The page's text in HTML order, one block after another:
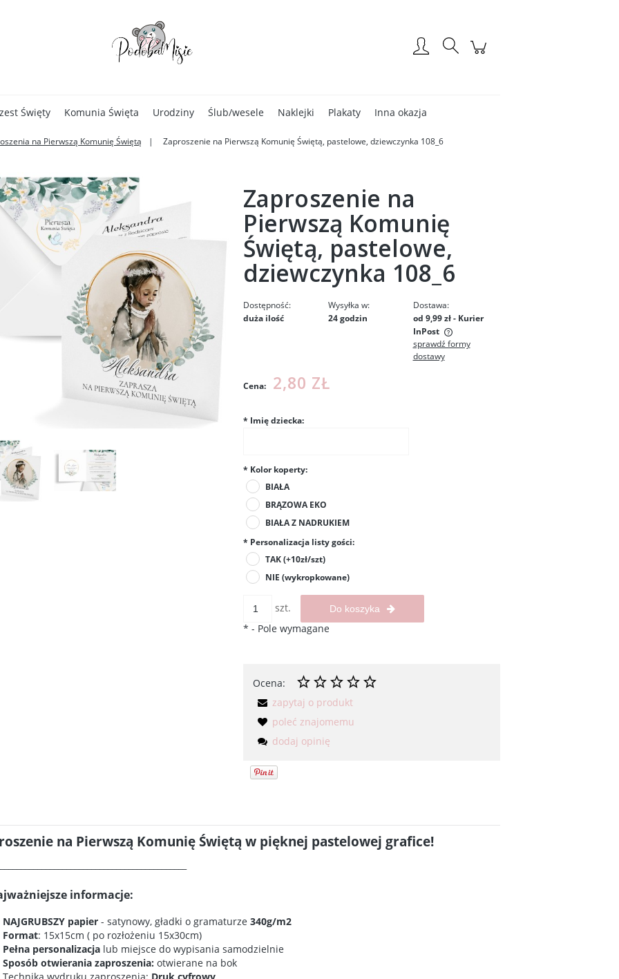
Święty Komunia Święta Urodziny Ślub/wesele Naklejki Plakaty Inna okazja
na Pierwszą Komunię Świętą Zaproszenie na Pierwszą Komunię Świętą, pastelowe, dziewczynka 108_6
Zaproszenie na
Pierwszą Komunię
Świętą, pastelowe,
dziewczynka 108_6
Dostępność:
duża ilość
Wysyłka w:
24 godzin
Dostawa:
od 9,99 zł - Kurier
InPost
kosztów płatności
sprawdź formy
dostawy
Cena: 2,80 ZŁ
* Imię dziecka:
* Kolor koperty:
BIAŁA
BRĄZOWA EKO
BIAŁA Z NADRUKIEM
* Personalizacja listy gości:
TAK (+10zł/szt)
NIE (wykropkowane)
szt. Do koszyka
* - Pole wymagane
Ocena:
zapytaj o produkt
poleć znajomemu
dodaj opinię
na Pierwszą Komunię Świętą w pięknej pastelowej grafice!
informacje:
NAJGRUBSZY papier - satynowy, gładki o gramaturze 340g/m2
Format: 15x15cm ( po rozłożeniu 15x30cm)
Pełna personalizacja lub miejsce do wypisania samodzielnie
Sposób otwierania zaproszenia: otwierane na bok